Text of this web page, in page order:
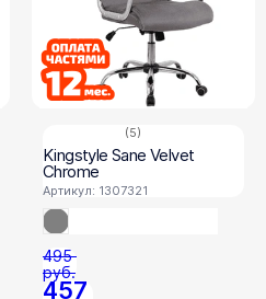
(5)
Kingstyle Sane Velvet
Chrome
Артикул: 1307321
457
495
руб.